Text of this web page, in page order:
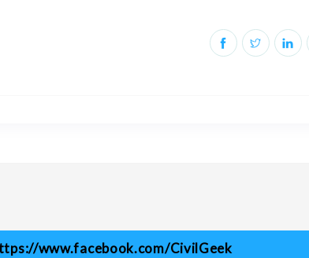
www.facebook.com/CivilGeek